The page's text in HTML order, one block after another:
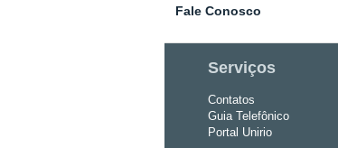
Fale Conosco
Serviços
Contatos
Guia Telefônico
Portal Unirio